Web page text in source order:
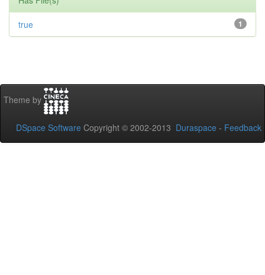
1
true
Theme by
DSpace Software Copyright © 2002-2013 Duraspace - Feedback